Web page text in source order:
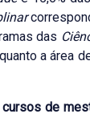
das
a área
de